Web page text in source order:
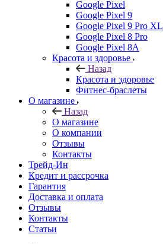
Google Pixel
Google Pixel 9
Google Pixel 9 Pro XL
Google Pixel 8 Pro
Google Pixel 8A
Красота и здоровье
Назад
Красота и здоровье
Фитнес-браслеты
О магазине
Назад
О магазине
О компании
Отзывы
Контакты
Трейд-Ин
Кредит и рассрочка
Гарантия
Доставка и оплата
Отзывы
Контакты
Статьи